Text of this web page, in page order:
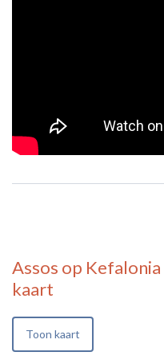
Assos op Kefalonia
kaart
Toon kaart